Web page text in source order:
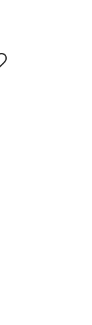
till i favoriter